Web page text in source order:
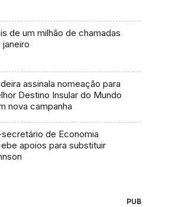
de um milhão de chamadas
janeiro
assinala nomeação para
Destino Insular do Mundo
nova campanha
de Economia
apoios para substituir
PUB